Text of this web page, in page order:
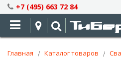
Skip
to
Content
+7 (495) 663 72 84
Главная Каталог товаров